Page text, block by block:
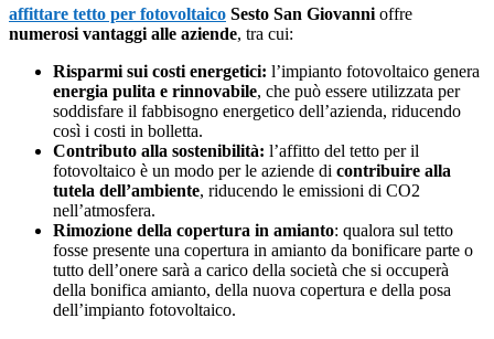
affittare tetto per fotovoltaico Sesto San Giovanni offre
numerosi vantaggi alle aziende, tra cui:
Risparmi sui costi energetici: l’impianto fotovoltaico genera
energia pulita e rinnovabile, che può essere utilizzata per
soddisfare il fabbisogno energetico dell’azienda, riducendo
così i costi in bolletta.
Contributo alla sostenibilità: l’affitto del tetto per il
fotovoltaico è un modo per le aziende di contribuire alla
tutela dell’ambiente, riducendo le emissioni di CO2
nell’atmosfera.
Rimozione della copertura in amianto: qualora sul tetto
fosse presente una copertura in amianto da bonificare parte o
tutto dell’onere sarà a carico della società che si occuperà
della bonifica amianto, della nuova copertura e della posa
dell’impianto fotovoltaico.